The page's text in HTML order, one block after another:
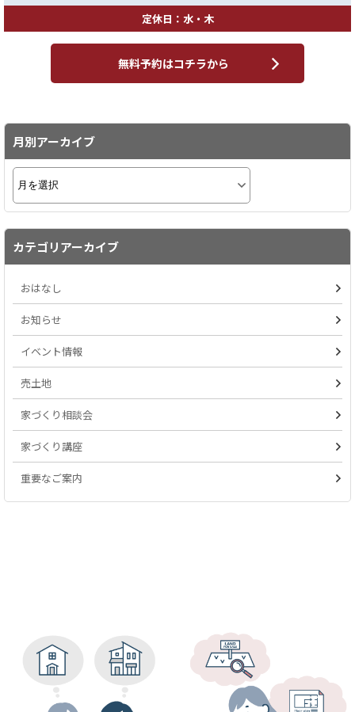
定休日：水・木
無料予約はコチラから
月別アーカイブ
カテゴリアーカイブ
おはなし
お知らせ
イベント情報
売土地
家づくり相談会
家づくり講座
重要なご案内